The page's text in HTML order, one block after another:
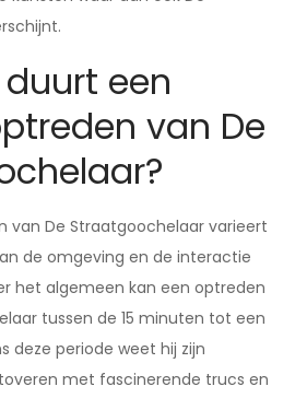
een
van De
van De Straatgoochelaar varieert
de omgeving en de interactie
het algemeen kan een optreden
tussen de 15 minuten tot een
deze periode weet hij zijn
met fascinerende trucs en